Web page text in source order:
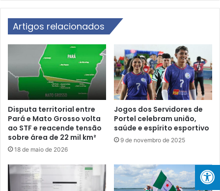
m
E
P
a
j
ó
p
a
r
f
o
r
i
o
o
l
a
ç
ã
o
r
Artigos relacionados
Disputa territorial entre
Pará e Mato Grosso volta
ao STF e reacende tensão
sobre área de 22 mil km²
18 de maio de 2026
Jogos dos Servidores de
Portel celebram união,
saúde e espírito esportivo
9 de novembro de 2025